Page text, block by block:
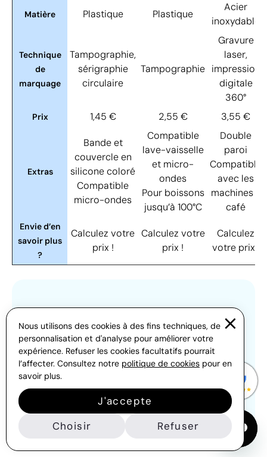
Matière Plastique Plastique
Acier
inoxydable
Technique
de
marquage
Tampographie,
sérigraphie
circulaire
Tampographie
Gravure
laser,
impression
digitale
360°
Prix 1,45 € 2,55 € 3,55 €
Extras
Bande et
couvercle en
silicone coloré
Compatible
micro-ondes
Compatible
lave-vaisselle
et micro-
ondes
Pour boissons
jusqu’à 100°C
Double
paroi
Compatible
avec les
machines à
café
Envie d’en
savoir plus
?
Calculez votre
prix !
Calculez votre
prix !
Calculez
votre prix !
Profitez de nos remises par
volume !
Vous cherchez à optimiser votre budget ? Tous
nos produits bénéficient deremises dégressives
selon la quantité
prix unitaire baisse. Calculez votre tarif en ligne,
comparez et choisissez le modèle le plus adapté
à vos besoins !
Nous utilisons des cookies à des fins techniques, de
personnalisation et d'analyse pour améliorer votre
expérience. Refuser les cookies facultatifs pourrait
l’affecter. Consultez notre politique de cookies pour en
savoir plus.
J'accepte
Choisir
Refuser